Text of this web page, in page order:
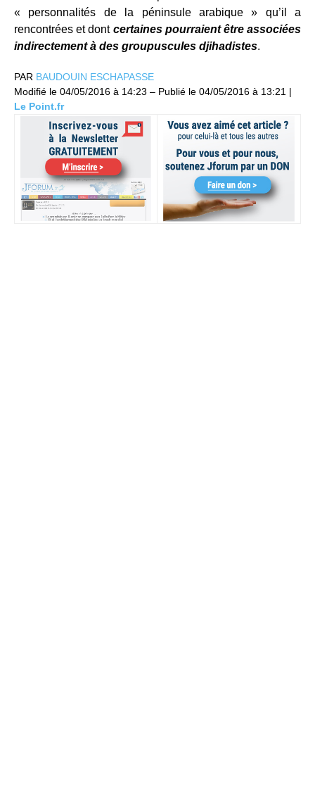
« personnalités de la péninsule arabique » qu’il a
rencontrées et dont certaines pourraient être associées
indirectement à des groupuscules djihadistes.
PAR BAUDOUIN ESCHAPASSE
Modifié le 04/05/2016 à 14:23 – Publié le 04/05/2016 à 13:21 |
Le Point.fr